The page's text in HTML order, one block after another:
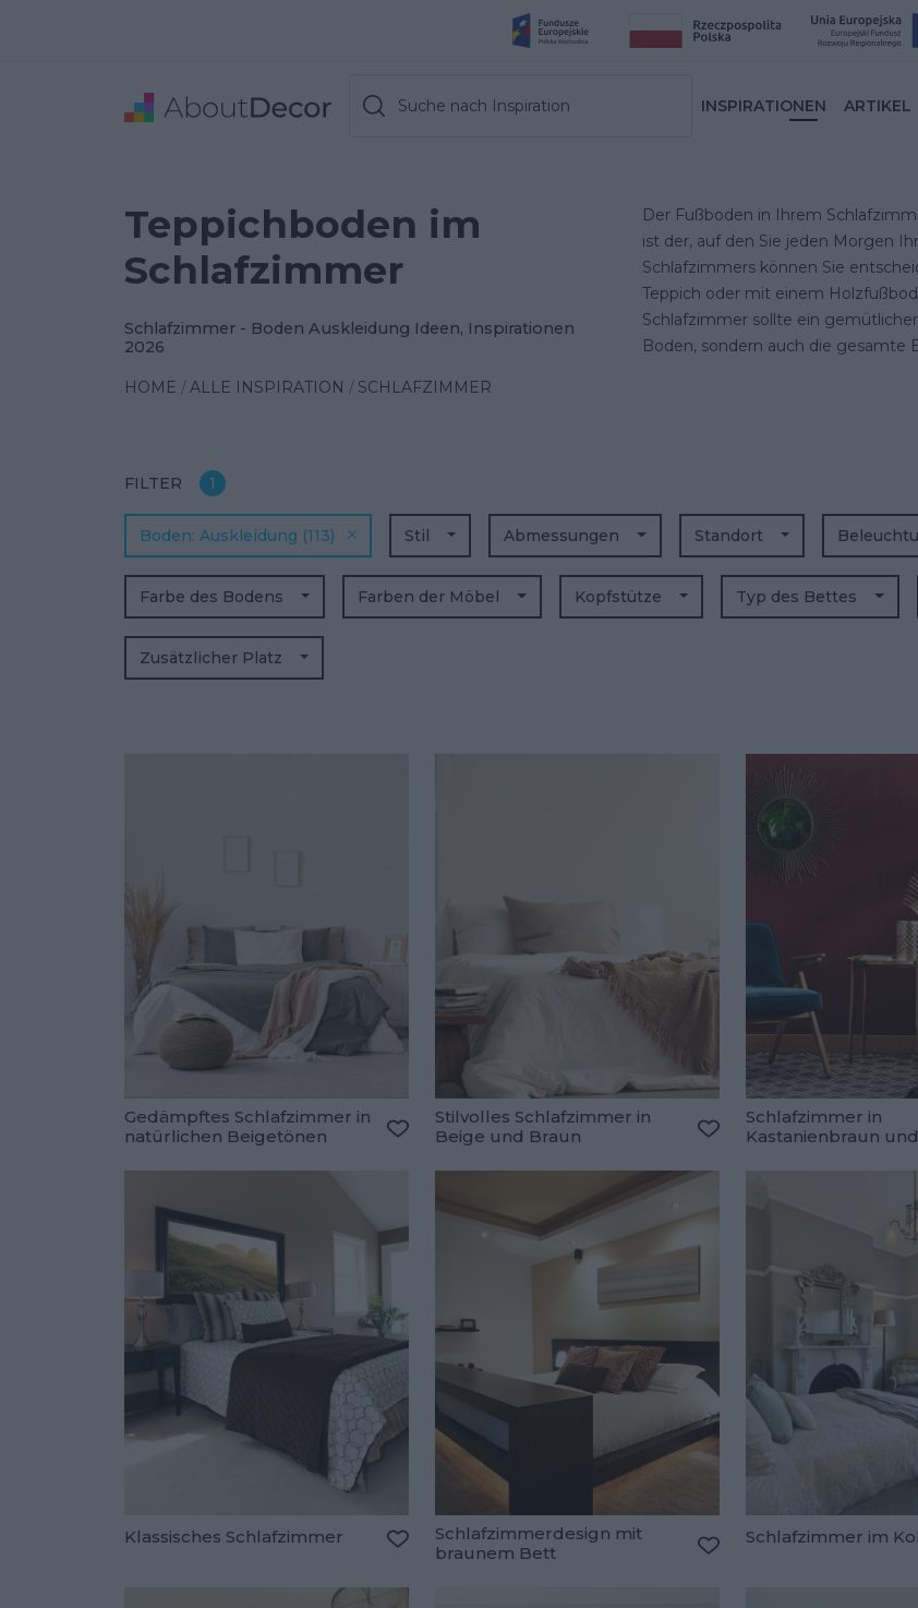
Suche nach Inspiration INSPIRATIONEN ARTIKEL
Teppichboden im
Schlafzimmer
Schlafzimmer - Boden Auskleidung Ideen, Inspirationen
2026
HOME ALLE INSPIRATION SCHLAFZIMMER
Der Fußboden in Ihrem
ist der, auf den Sie jeden Morgen
Schlafzimmers können Sie
Teppich oder mit einem
Schlafzimmer sollte ein
Boden, sondern auch die gesamte
FILTER 1
Stil Abmessungen Standort
Auskleidung (113)
Boden
Farbe des Bodens Farben der Möbel Kopfstütze Typ des Bettes
Zusätzlicher Platz
Gedämpftes Schlafzimmer in
natürlichen Beigetönen
Zu den Favoriten hinzufügen
Stilvolles Schlafzimmer in
Beige und Braun
Schlafzimmer in
Kastanienbraun
Klassisches Schlafzimmer
Zu den Favoriten hinzufügen
Schlafzimmerdesign mit
braunem Bett
Schlafzimmer im